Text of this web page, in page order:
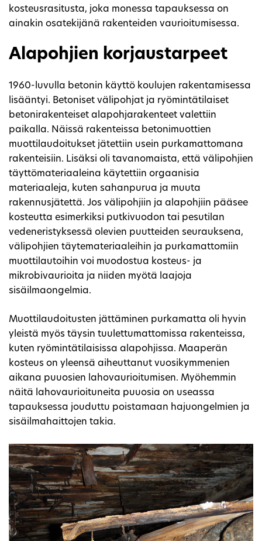
kosteusrasitusta, joka monessa tapauksessa on
ainakin osatekijänä rakenteiden vaurioitumisessa.
Alapohjien korjaustarpeet
1960-luvulla betonin käyttö koulujen rakentamisessa
lisääntyi. Betoniset välipohjat ja ryömintätilaiset
betonirakenteiset alapohjarakenteet valettiin
paikalla. Näissä rakenteissa betonimuottien
muottilaudoitukset jätettiin usein purkamattomana
rakenteisiin. Lisäksi oli tavanomaista, että välipohjien
täyttömateriaaleina käytettiin orgaanisia
materiaaleja, kuten sahanpurua ja muuta
rakennusjätettä. Jos välipohjiin ja alapohjiin pääsee
kosteutta esimerkiksi putkivuodon tai pesutilan
vedeneristyksessä olevien puutteiden seurauksena,
välipohjien täytemateriaaleihin ja purkamattomiin
muottilautoihin voi muodostua kosteus- ja
mikrobivaurioita ja niiden myötä laajoja
sisäilmaongelmia.
Muottilaudoitusten jättäminen purkamatta oli hyvin
yleistä myös täysin tuulettumattomissa rakenteissa,
kuten ryömintätilaisissa alapohjissa. Maaperän
kosteus on yleensä aiheuttanut vuosikymmenien
aikana puuosien lahovaurioitumisen. Myöhemmin
näitä lahovaurioituneita puuosia on useassa
tapauksessa jouduttu poistamaan hajuongelmien ja
sisäilmahaittojen takia.